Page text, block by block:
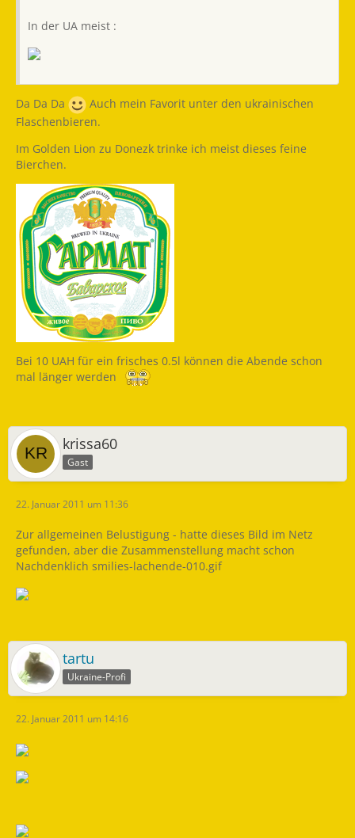
In der UA meist :
Da Da Da
Auch mein Favorit unter den ukrainischen
Flaschenbieren.
Im Golden Lion zu Donezk trinke ich meist dieses feine
Bierchen.
Bei 10 UAH für ein frisches 0.5l können die Abende schon
mal länger werden
krissa60
Gast
22. Januar 2011 um 11:36
Zur allgemeinen Belustigung - hatte dieses Bild im Netz
gefunden, aber die Zusammenstellung macht schon
Nachdenklich smilies-lachende-010.gif
tartu
Ukraine-Profi
22. Januar 2011 um 14:16